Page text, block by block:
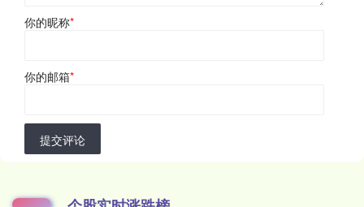
你的昵称*
你的邮箱*
提交评论